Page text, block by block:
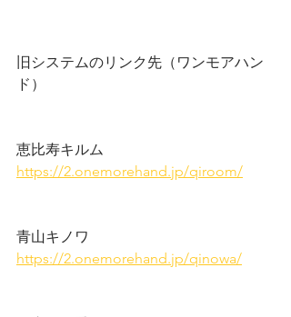
旧システムのリンク先（ワンモアハン
ド）
恵比寿キルム
https://2.onemorehand.jp/qiroom/
青山キノワ
https://2.onemorehand.jp/qinowa/